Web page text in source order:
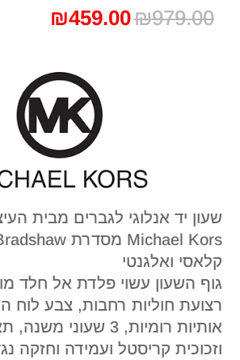
₪979.00
המחיר
₪979.00.
₪459.00
שעון יד אנלוגי לגברים מבית
קלאסי ואלגנטי
גוף השעון עשוי פלדת אל חלד
רצועת חוליות רחבות, צבע לוח
אותיות רומיות, 3 שעוני
וזכוכית קריסטל ועמידה וחזקה